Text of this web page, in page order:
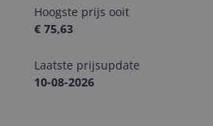
Hoogste prijs ooit
€ 75,63
Laatste prijsupdate
10-08-2026